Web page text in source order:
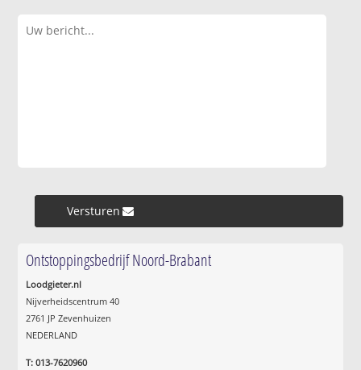
Versturen »
Ontstoppingsbedrijf Noord-Brabant
Loodgieter.nl
Nijverheidscentrum 40
2761 JP Zevenhuizen
NEDERLAND
T: 013-7620960